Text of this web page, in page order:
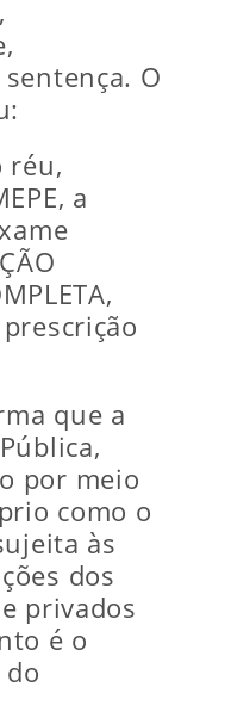
O
réu,
a
que a
por meio
como o
às
dos
privados
é o